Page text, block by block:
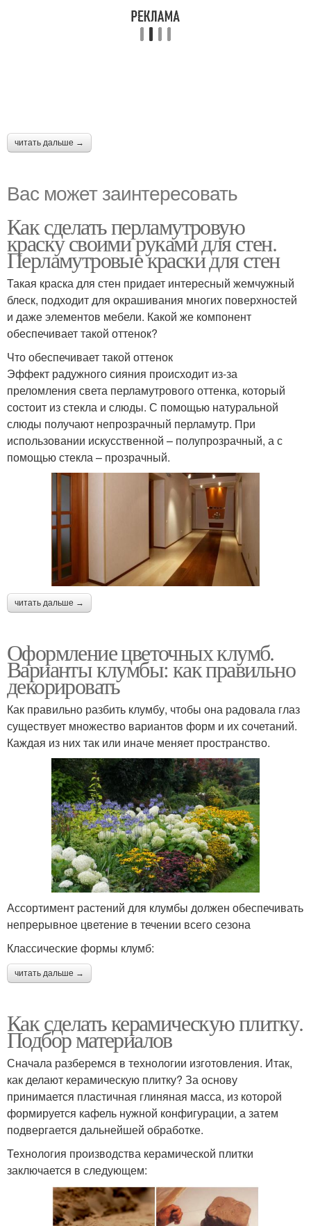
читать дальше →
Вас может заинтересовать
Как сделать перламутровую
краску своими руками для стен.
Перламутровые краски для стен
Такая краска для стен придает интересный жемчужный
блеск, подходит для окрашивания многих поверхностей
и даже элементов мебели. Какой же компонент
обеспечивает такой оттенок?
Что обеспечивает такой оттенок
Эффект радужного сияния происходит из-за
преломления света перламутрового оттенка, который
состоит из стекла и слюды. С помощью натуральной
слюды получают непрозрачный перламутр. При
использовании искусственной – полупрозрачный, а с
помощью стекла – прозрачный.
читать дальше →
Оформление цветочных клумб.
Варианты клумбы: как правильно
декорировать
Как правильно разбить клумбу, чтобы она радовала глаз
существует множество вариантов форм и их сочетаний.
Каждая из них так или иначе меняет пространство.
Ассортимент растений для клумбы должен обеспечивать
непрерывное цветение в течении всего сезона
Классические формы клумб:
читать дальше →
Как сделать керамическую плитку.
Подбор материалов
Сначала разберемся в технологии изготовления. Итак,
как делают керамическую плитку? За основу
принимается пластичная глиняная масса, из которой
формируется кафель нужной конфигурации, а затем
подвергается дальнейшей обработке.
Технология производства керамической плитки
заключается в следующем: